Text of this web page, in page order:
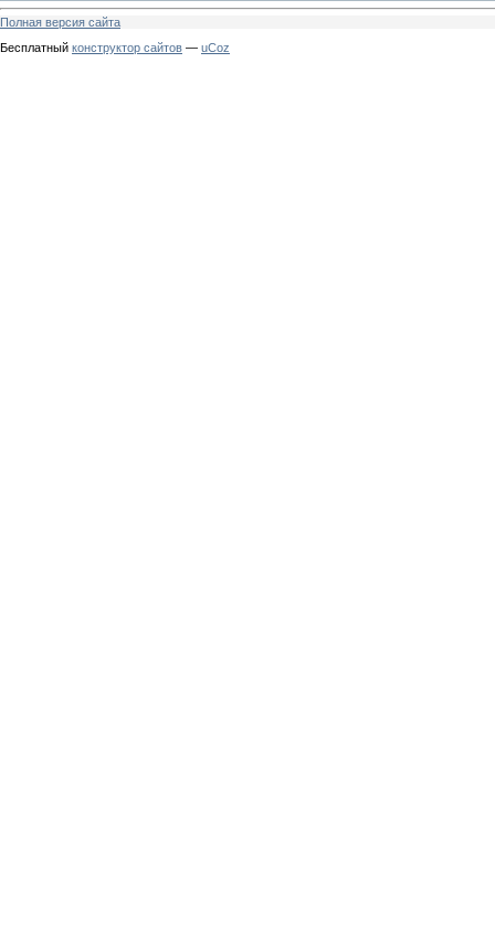
Полная версия сайта
Бесплатный конструктор сайтов — uCoz